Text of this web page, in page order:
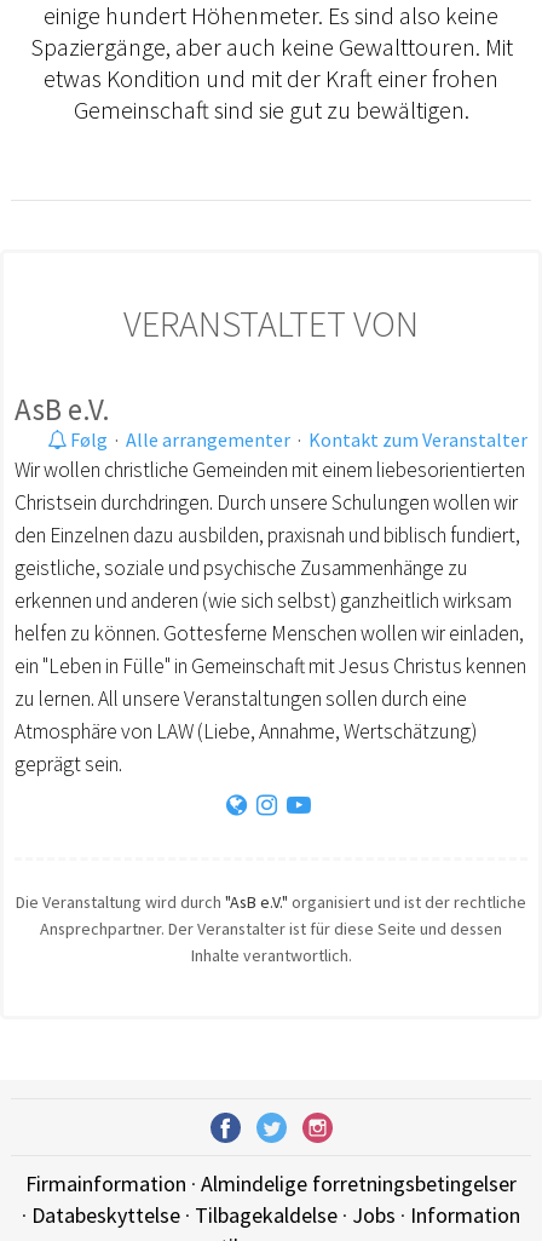
einige hundert Höhenmeter. Es sind also keine
Spaziergänge, aber auch keine Gewalttouren. Mit
etwas Kondition und mit der Kraft einer frohen
Gemeinschaft sind sie gut zu bewältigen.
VERANSTALTET VON
AsB e.V.
Følg · Alle arrangementer · Kontakt zum Veranstalter
Wir wollen christliche Gemeinden mit einem liebesorientierten
Christsein durchdringen. Durch unsere Schulungen wollen wir
den Einzelnen dazu ausbilden, praxisnah und biblisch fundiert,
geistliche, soziale und psychische Zusammenhänge zu
erkennen und anderen (wie sich selbst) ganzheitlich wirksam
helfen zu können. Gottesferne Menschen wollen wir einladen,
ein "Leben in Fülle" in Gemeinschaft mit Jesus Christus kennen
zu lernen. All unsere Veranstaltungen sollen durch eine
Atmosphäre von LAW (Liebe, Annahme, Wertschätzung)
geprägt sein.
Die Veranstaltung wird durch "AsB e.V." organisiert und ist der rechtliche
Ansprechpartner. Der Veranstalter ist für diese Seite und dessen
Inhalte verantwortlich.
Firmainformation · Almindelige forretningsbetingelser
· Databeskyttelse · Tilbagekaldelse · Jobs · Information